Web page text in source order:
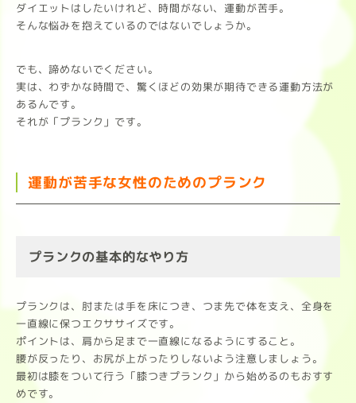
ダイエットはしたいけれど、時間がない、運動が苦手。
そんな悩みを抱えているのではないでしょうか。
でも、諦めないでください。
実は、わずかな時間で、驚くほどの効果が期待できる運動方法が
あるんです。
それが「プランク」です。
運動が苦手な女性のためのプランク
プランクの基本的なやり方
プランクは、肘または手を床につき、つま先で体を支え、全身を
一直線に保つエクササイズです。
ポイントは、肩から足まで一直線になるようにすること。
腰が反ったり、お尻が上がったりしないよう注意しましょう。
最初は膝をついて行う「膝つきプランク」から始めるのもおすす
めです。